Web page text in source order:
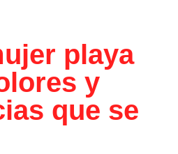
playa
y
que se